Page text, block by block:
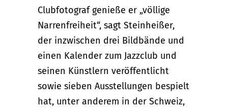
Clubfotograf genieße er „völlige
Narrenfreiheit“, sagt Steinheißer,
der inzwischen drei Bildbände und
einen Kalender zum Jazzclub und
seinen Künstlern veröffentlicht
sowie sieben Ausstellungen bespielt
hat, unter anderem in der Schweiz,